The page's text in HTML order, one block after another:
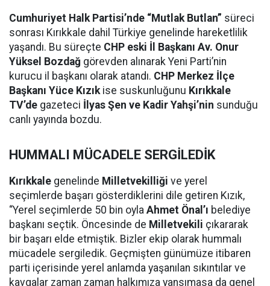
Cumhuriyet Halk Partisi’nde “Mutlak Butlan” süreci
sonrası Kırıkkale dahil Türkiye genelinde hareketlilik
yaşandı. Bu süreçte CHP eski İl Başkanı Av. Onur
Yüksel Bozdağ görevden alınarak Yeni Parti’nin
kurucu il başkanı olarak atandı. CHP Merkez İlçe
Başkanı Yüce Kızık ise suskunluğunu Kırıkkale
TV’de gazeteci İlyas Şen ve Kadir Yahşi’nin sunduğu
canlı yayında bozdu.
HUMMALI MÜCADELE SERGİLEDİK
Kırıkkale genelinde Milletvekilliği ve yerel
seçimlerde başarı gösterdiklerini dile getiren Kızık,
“Yerel seçimlerde 50 bin oyla Ahmet Önal’ı belediye
başkanı seçtik. Öncesinde de Milletvekili çıkararak
bir başarı elde etmiştik. Bizler ekip olarak hummalı
mücadele sergiledik. Geçmişten günümüze itibaren
parti içerisinde yerel anlamda yaşanılan sıkıntılar ve
kavgalar zaman zaman halkımıza yansımasa da genel